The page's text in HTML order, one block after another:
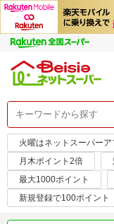
火曜はネットスーパー
月木ポイント2倍
最大1000ポイント
新規登録で100ポイント